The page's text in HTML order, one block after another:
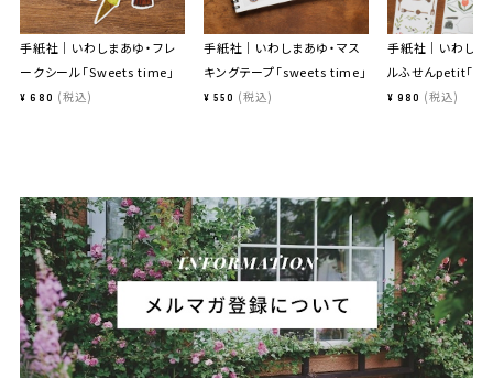
手紙社｜いわしまあゆ・フレ
ークシール「Sweets time」
¥ 680 税込
手紙社｜いわしまあゆ・マス
キングテープ「sweets time」
¥ 550 税込
手紙社｜いわしま
ルふせんpetit「日
¥ 980 税込